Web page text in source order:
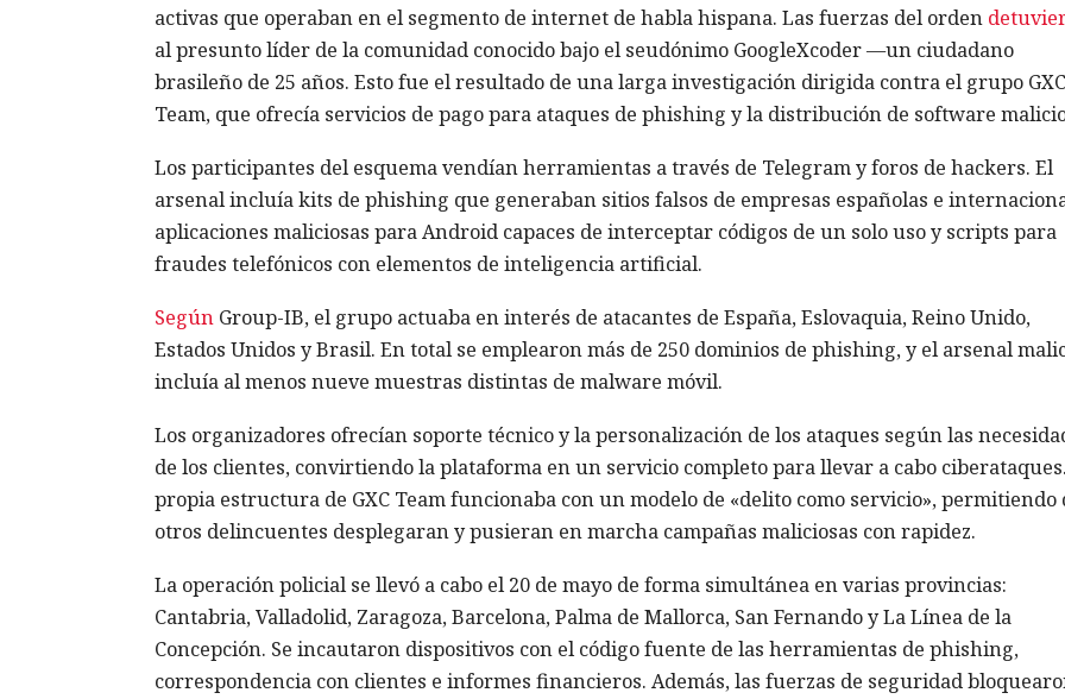
activas que operaban en el segmento de internet de habla hispana. Las fuerzas del orden
al presunto líder de la comunidad conocido bajo el seudónimo GoogleXcoder —un ciudadano
brasileño de 25 años. Esto fue el resultado de una larga investigación dirigida contra el grupo GXC
Team, que ofrecía servicios de pago para ataques de phishing y la distribución de software
Los participantes del esquema vendían herramientas a través de Telegram y foros de hackers. El
arsenal incluía kits de phishing que generaban sitios falsos de empresas españolas e
aplicaciones maliciosas para Android capaces de interceptar códigos de un solo uso y scripts para
fraudes telefónicos con elementos de inteligencia artificial.
SegúnGroup-IB, el grupo actuaba en interés de atacantes de España, Eslovaquia, Reino Unido,
Estados Unidos y Brasil. En total se emplearon más de 250 dominios de phishing, y el arsenal
incluía al menos nueve muestras distintas de malware móvil.
Los organizadores ofrecían soporte técnico y la personalización de los ataques según las
de los clientes, convirtiendo la plataforma en un servicio completo para llevar a cabo
propia estructura de GXC Team funcionaba con un modelo de «delito como servicio», permitiendo
otros delincuentes desplegaran y pusieran en marcha campañas maliciosas con rapidez.
La operación policial se llevó a cabo el 20 de mayo de forma simultánea en varias provincias:
Cantabria, Valladolid, Zaragoza, Barcelona, Palma de Mallorca, San Fernando y La Línea de la
Concepción. Se incautaron dispositivos con el código fuente de las herramientas de phishing,
correspondencia con clientes e informes financieros. Además, las fuerzas de seguridad